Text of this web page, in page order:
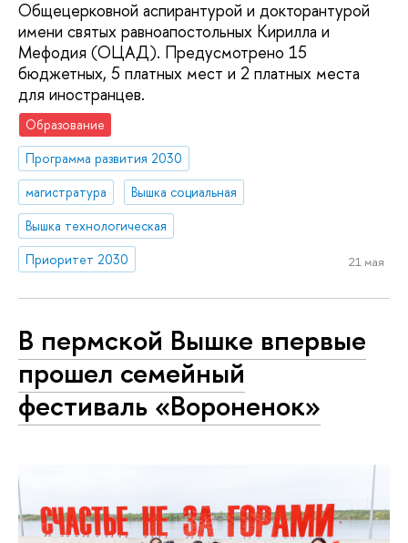
Общецерковной аспирантурой и докторантурой
имени святых равноапостольных Кирилла и
Мефодия (ОЦАД). Предусмотрено 15
бюджетных, 5 платных мест и 2 платных места
для иностранцев.
Образование
Программа развития 2030
магистратура
Вышка социальная
Вышка технологическая
Приоритет 2030
21 мая
В пермской Вышке впервые
прошел семейный
фестиваль «Вороненок»